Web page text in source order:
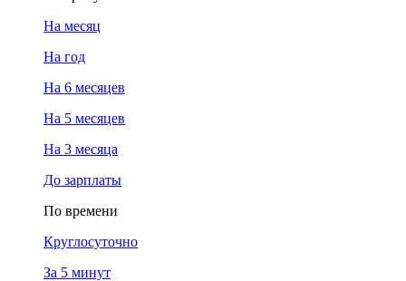
На месяц
На год
На 6 месяцев
На 5 месяцев
На 3 месяца
До зарплаты
По времени
Круглосуточно
За 5 минут